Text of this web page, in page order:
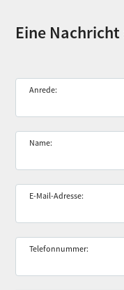
Eine
Anrede:
Name:
E-Mail-Adresse:
Telefonnummer: